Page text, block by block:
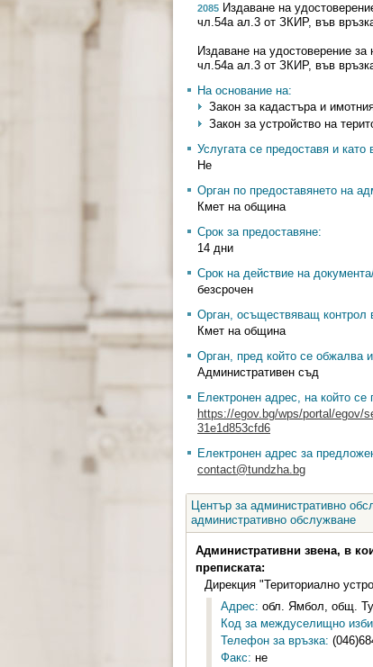
2085 Издаване на
чл.54а ал.3 от ЗКИР, във
Издаване на удостоверение
чл.54а ал.3 от ЗКИР, във
На основание на:
Закон за кадастъра и
Закон за устройство на
Услугата се предоставя и
Не
Орган по предоставянето на
Кмет на община
Срок за предоставяне:
14 дни
Срок на действие на
безсрочен
Орган, осъществяващ контрол
Кмет на община
Орган, пред който се обжалва
Административен съд
Електронен адрес, на който се
https://egov.bg/wps/portal/egov/
31e1d853cfd6
Електронен адрес за
contact@tundzha.bg
Център за административно
административно обслужване
Административни звена, в
преписката:
Дирекция "Териториално
Адрес: обл. Ямбол, общ.
Код за междуселищно
Телефон за връзка:
Факс: не